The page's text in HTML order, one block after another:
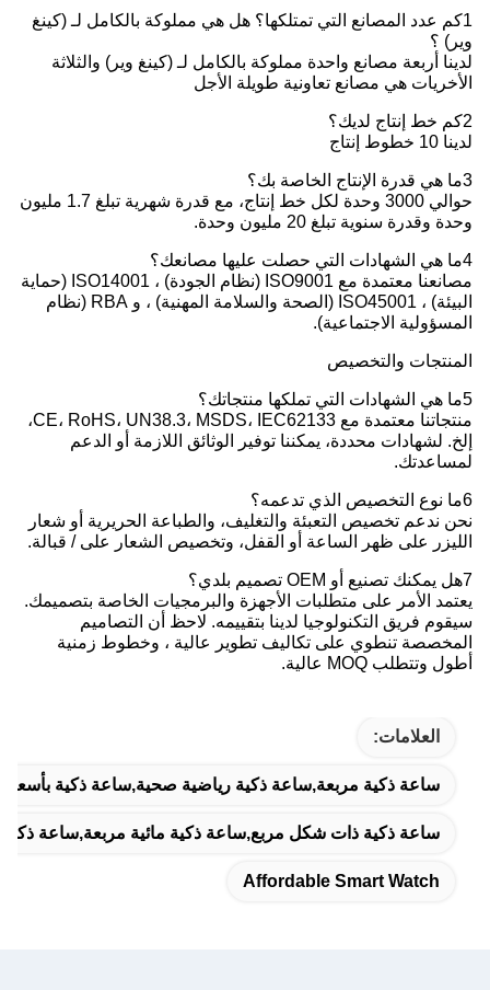
1كم عدد المصانع التي تمتلكها؟ هل هي مملوكة بالكامل لـ (كينغ
وير) ؟
لدينا أربعة مصانع واحدة مملوكة بالكامل لـ (كينغ وير) والثلاثة
الأخريات هي مصانع تعاونية طويلة الأجل
2كم خط إنتاج لديك؟
لدينا 10 خطوط إنتاج
3ما هي قدرة الإنتاج الخاصة بك؟
حوالي 3000 وحدة لكل خط إنتاج، مع قدرة شهرية تبلغ 1.7 مليون
وحدة وقدرة سنوية تبلغ 20 مليون وحدة.
4ما هي الشهادات التي حصلت عليها مصانعك؟
مصانعنا معتمدة مع ISO9001 (نظام الجودة) ، ISO14001 (حماية
البيئة) ، ISO45001 (الصحة والسلامة المهنية) ، و RBA (نظام
المسؤولية الاجتماعية).
المنتجات والتخصيص
5ما هي الشهادات التي تملكها منتجاتك؟
منتجاتنا معتمدة مع CE، RoHS، UN38.3، MSDS، IEC62133،
إلخ. لشهادات محددة، يمكننا توفير الوثائق اللازمة أو الدعم
لمساعدتك.
6ما نوع التخصيص الذي تدعمه؟
نحن ندعم تخصيص التعبئة والتغليف، والطباعة الحريرية أو شعار
الليزر على ظهر الساعة أو القفل، وتخصيص الشعار على / قبالة.
7هل يمكنك تصنيع أو OEM تصميم بلدي؟
يعتمد الأمر على متطلبات الأجهزة والبرمجيات الخاصة بتصميمك.
سيقوم فريق التكنولوجيا لدينا بتقييمه. لاحظ أن التصاميم
المخصصة تنطوي على تكاليف تطوير عالية ، وخطوط زمنية
أطول وتتطلب MOQ عالية.
العلامات:
ساعة ذكية مربعة,ساعة ذكية رياضية صحية,ساعة ذكية بأسعار
ساعة ذكية ذات شكل مربع,ساعة ذكية مائية مربعة,ساعة
Affordable Smart Watch